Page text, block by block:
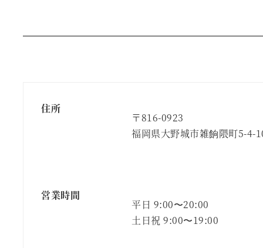
住所
〒816-0923
福岡県大野城市雑餉隈町5-4-
営業時間
平日 9:00〜20:00
土日祝 9:00〜19:00